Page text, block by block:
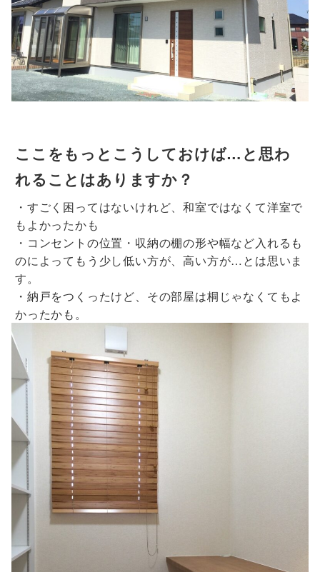
ここをもっとこうしておけば…と思わ
れることはありますか？
・すごく困ってはないけれど、和室ではなくて洋室で
もよかったかも
・コンセントの位置・収納の棚の形や幅など入れるも
のによってもう少し低い方が、高い方が…とは思いま
す。
・納戸をつくったけど、その部屋は桐じゃなくてもよ
かったかも。